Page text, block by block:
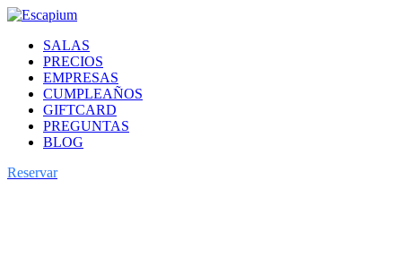
SALAS
PRECIOS
EMPRESAS
CUMPLEAÑOS
GIFTCARD
PREGUNTAS
BLOG
Reservar